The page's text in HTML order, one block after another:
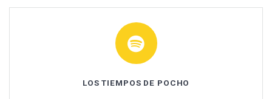
LOS TIEMPOS DE POCHO